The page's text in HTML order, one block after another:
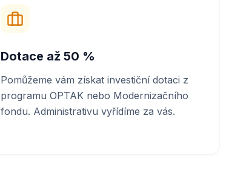
Dotace až 50 %
Pomůžeme vám získat investiční dotaci z
programu OPTAK nebo Modernizačního
fondu. Administrativu vyřídíme za vás.